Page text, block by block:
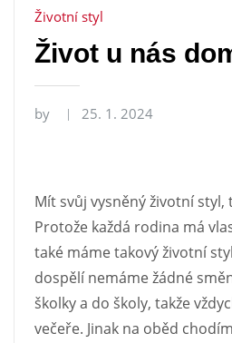
Životní styl
Život u nás
by 25. 1. 2024
Mít svůj vysněný životní styl,
Protože každá rodina má
také máme takový životní
dospělí nemáme žádné
školky a do školy, takže
večeře. Jinak na oběd